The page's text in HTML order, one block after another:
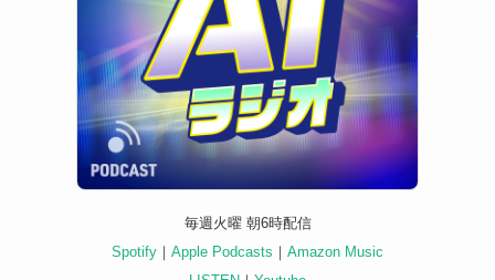
毎週火曜 朝6時配信
Spotify ｜ Apple Podcasts ｜ Amazon Music